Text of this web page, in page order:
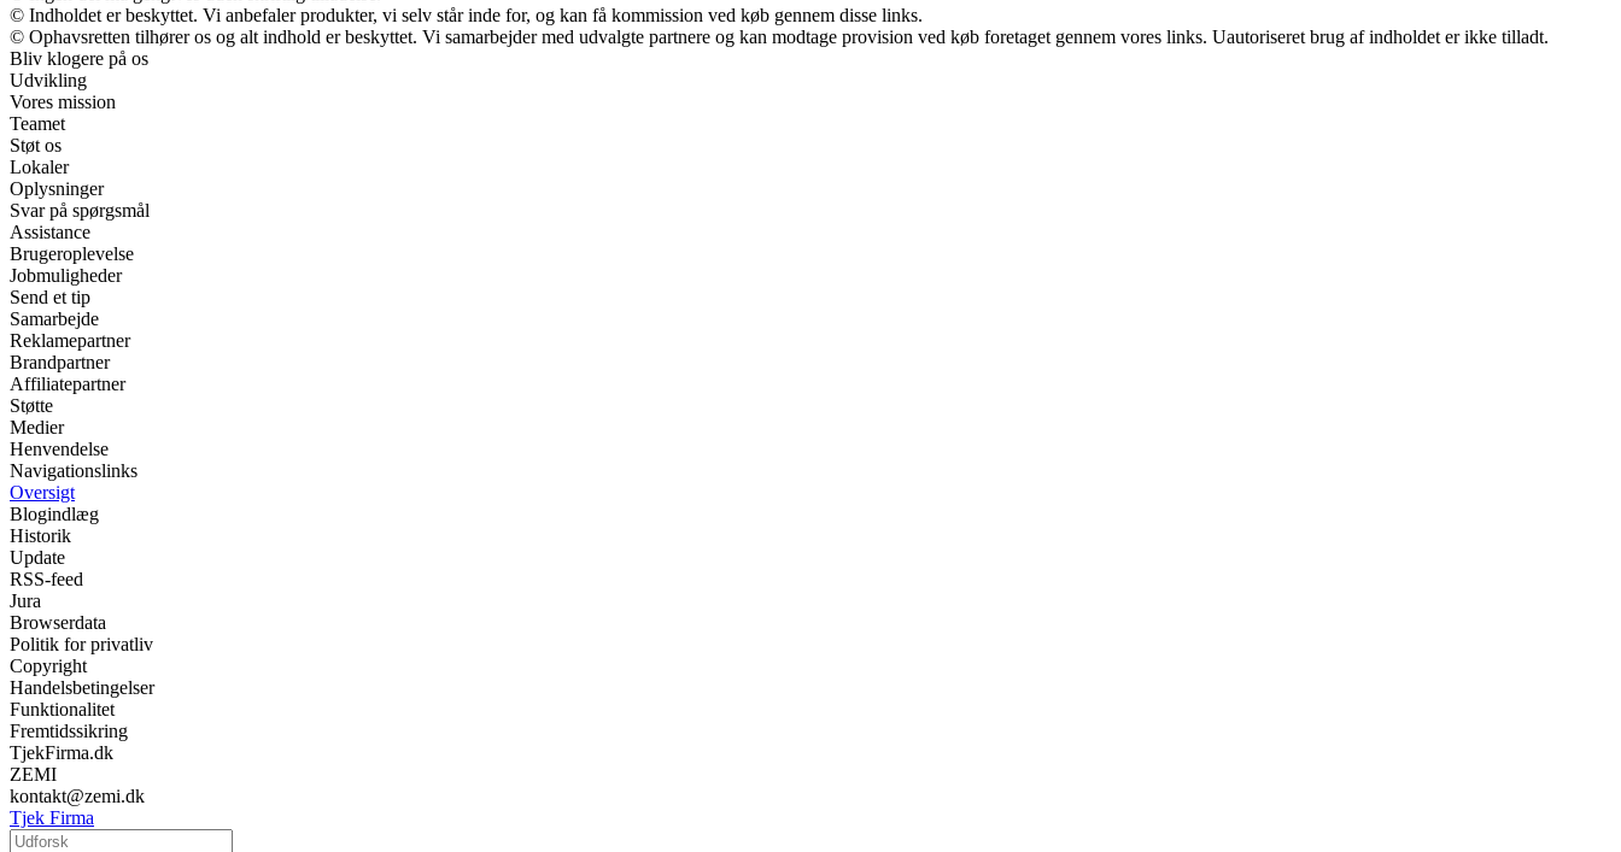
© Indholdet er beskyttet. Vi anbefaler produkter, vi selv står inde for, og kan få kommission ved køb gennem disse links.
© Ophavsretten tilhører os og alt indhold er beskyttet. Vi samarbejder med udvalgte partnere og kan modtage provision ved køb foretaget gennem vores links. Uautoriseret brug af indholdet er ikke tilladt.
Bliv klogere på os
Udvikling
Vores mission
Teamet
Støt os
Lokaler
Oplysninger
Svar på spørgsmål
Assistance
Brugeroplevelse
Jobmuligheder
Send et tip
Samarbejde
Reklamepartner
Brandpartner
Affiliatepartner
Støtte
Medier
Henvendelse
Navigationslinks
Oversigt
Blogindlæg
Historik
Update
RSS-feed
Jura
Browserdata
Politik for privatliv
Copyright
Handelsbetingelser
Funktionalitet
Fremtidssikring
TjekFirma.dk
ZEMI
kontakt@zemi.dk
Tjek Firma